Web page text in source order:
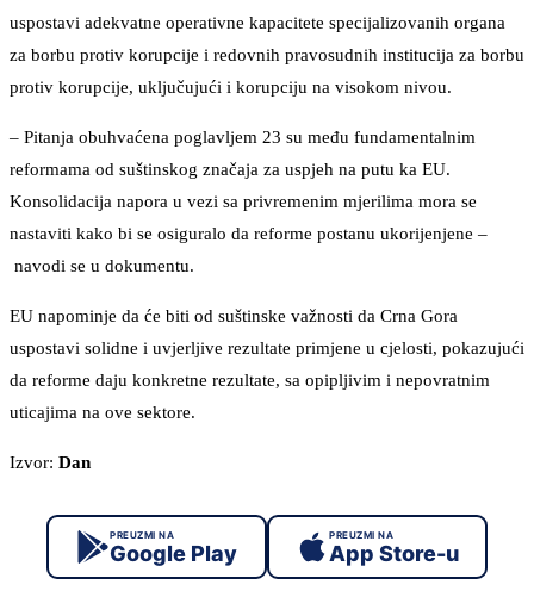
uspostavi adekvatne operativne kapacitete specijalizovanih organa
za borbu protiv korupcije i redovnih pravosudnih institucija za borbu
protiv korupcije, uključujući i korupciju na visokom nivou.
– Pitanja obuhvaćena poglavljem 23 su među fundamentalnim
reformama od suštinskog značaja za uspjeh na putu ka EU.
Konsolidacija napora u vezi sa privremenim mjerilima mora se
nastaviti kako bi se osiguralo da reforme postanu ukorijenjene –
navodi se u dokumentu.
EU napominje da će biti od suštinske važnosti da Crna Gora
uspostavi solidne i uvjerljive rezultate primjene u cjelosti, pokazujući
da reforme daju konkretne rezultate, sa opipljivim i nepovratnim
uticajima na ove sektore.
Izvor: Dan
PREUZMI NA
Google Play
PREUZMI NA
App Store-u